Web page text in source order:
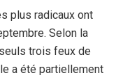
plus radicaux ont
Selon la
trois feux de
a été partiellement